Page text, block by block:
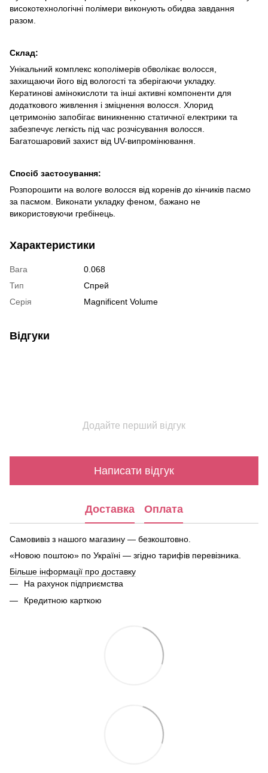
високотехнологічні полімери виконують обидва завдання
разом.
Склад:
Унікальний комплекс кополімерів обволікає волосся,
захищаючи його від вологості та зберігаючи укладку.
Кератинові амінокислоти та інші активні компоненти для
додаткового живлення і зміцнення волосся. Хлорид
цетримонію запобігає виникненню статичної електрики та
забезпечує легкість під час розчісування волосся.
Багатошаровий захист від UV-випромінювання.
Спосіб застосування:
Розпорошити на вологе волосся від коренів до кінчиків пасмо
за пасмом. Виконати укладку феном, бажано не
використовуючи гребінець.
Характеристики
Вага
0.068
Тип
Спрей
Серія
Magnificent Volume
Відгуки
Додайте перший відгук
Написати відгук
Доставка Оплата
Самовивіз з нашого магазину — безкоштовно.
«Новою поштою» по Україні — згідно тарифів перевізника.
Більше інформації про доставку
На рахунок підприємства
Кредитною карткою